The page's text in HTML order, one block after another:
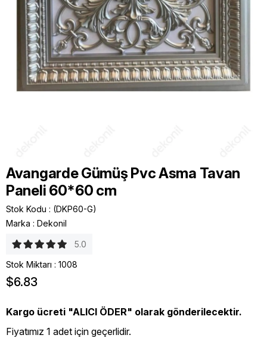
Avangarde Gümüş Pvc Asma Tavan
Paneli 60*60 cm
Stok Kodu
(DKP60-G)
Marka : Dekonil
5.0
Stok Miktarı : 1008
$6.83
Kargo ücreti "ALICI ÖDER" olarak gönderilecektir.
Fiyatımız 1 adet için geçerlidir.